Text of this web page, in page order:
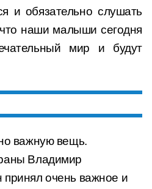
и обязательно слушать
наши малыши сегодня
мир и будут
важную вещь.
Владимир
очень важное и